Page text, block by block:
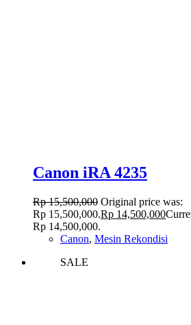
Canon iRA 4235
Rp15,500,000 Original price was:
Rp 15,500,000.Rp 14,500,000
Rp 14,500,000.
Canon, Mesin Rekondisi
SALE